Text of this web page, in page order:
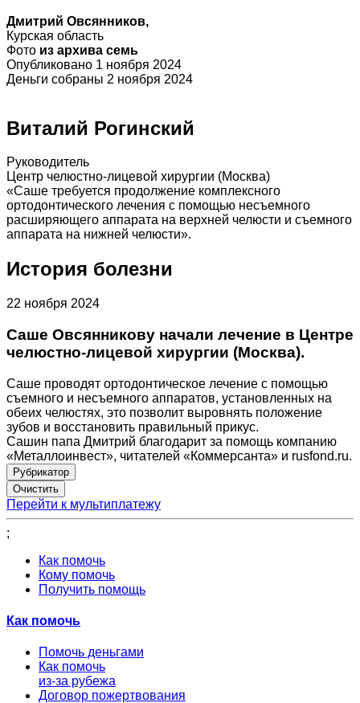
Дмитрий Овсянников,
Курская область
Фото из архива семь
Опубликовано 1 ноября 2024
Деньги собраны 2 ноября 2024
Виталий Рогинский
Руководитель
Центр челюстно-лицевой хирургии (Москва)
«Саше требуется продолжение комплексного
ортодонтического лечения с помощью несъемного
расширяющего аппарата на верхней челюсти и съемного
аппарата на нижней челюсти».
История болезни
22 ноября 2024
Саше Овсянникову начали лечение в Центре
челюстно-лицевой хирургии (Москва).
Саше проводят ортодонтическое лечение с помощью
съемного и несъемного аппаратов, установленных на
обеих челюстях, это позволит выровнять положение
зубов и восстановить правильный прикус.
Сашин папа Дмитрий благодарит за помощь компанию
«Металлоинвест», читателей «Коммерсанта» и rusfond.ru.
Рубрикатор
Перейти к мультиплатежу
;
Как помочь
Кому помочь
Получить помощь
Как помочь
Помочь деньгами
Как помочь
из-за рубежа
Договор пожертвования